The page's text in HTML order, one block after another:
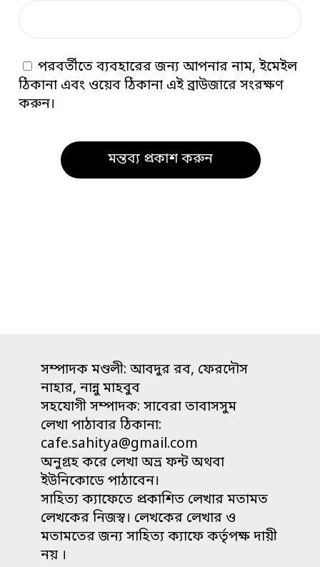
পরবর্তীতে ব্যবহারের জন্য আপনার নাম, ইমেইল
ঠিকানা এবং ওয়েব ঠিকানা এই ব্রাউজারে সংরক্ষণ
করুন।
সম্পাদক মণ্ডলী: আবদুর রব, ফেরদৌস
নাহার, নান্নু মাহবুব
সহযোগী সম্পাদক: সাবেরা তাবাসসুম
লেখা পাঠাবার ঠিকানা:
cafe.sahitya@gmail.com
অনুগ্রহ করে লেখা অভ্র ফন্ট অথবা
ইউনিকোডে পাঠাবেন।
সাহিত্য ক্যাফেতে প্রকাশিত লেখার মতামত
লেখকের নিজস্ব। লেখকের লেখার ও
মতামতের জন্য সাহিত্য ক্যাফে কর্তৃপক্ষ দায়ী
নয় ।